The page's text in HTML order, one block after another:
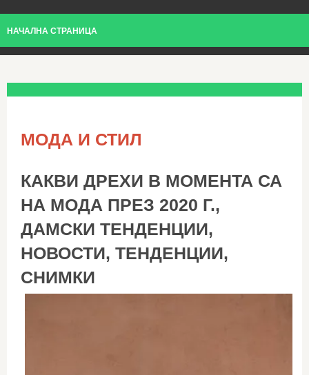
НАЧАЛНА СТРАНИЦА
МОДА И СТИЛ
КАКВИ ДРЕХИ В МОМЕНТА СА
НА МОДА ПРЕЗ 2020 Г.,
ДАМСКИ ТЕНДЕНЦИИ,
НОВОСТИ, ТЕНДЕНЦИИ,
СНИМКИ